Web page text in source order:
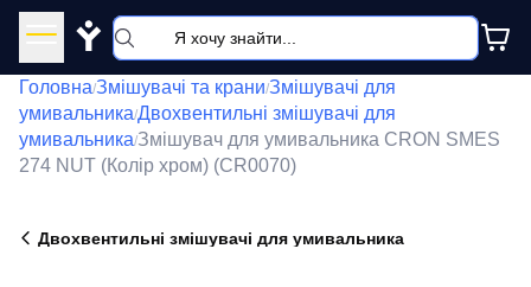
Y
Головна/Змішувачі та крани/Змішувачі для
умивальника/Двохвентильні змішувачі для
умивальника/Змішувач для умивальника CRON SMES
274 NUT (Колір хром) (CR0070)
Двохвентильні змішувачі для умивальника